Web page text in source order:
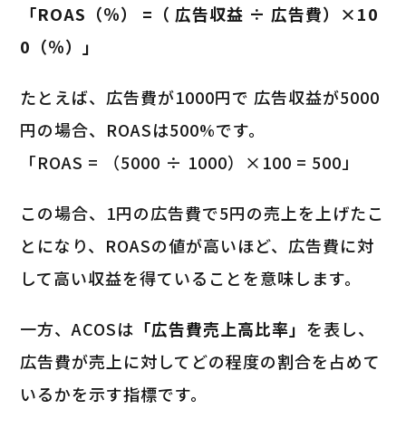
「ROAS（％） =（ 広告収益 ÷ 広告費）×10
0（％）」
たとえば、広告費が1000円で 広告収益が5000
円の場合、ROASは500%です。
「ROAS = （5000 ÷ 1000）×100 = 500」
この場合、1円の広告費で5円の売上を上げたこ
とになり、ROASの値が高いほど、広告費に対
して高い収益を得ていることを意味します。
一方、ACOSは 「広告費売上高比率」 を表し、
広告費が売上に対してどの程度の割合を占めて
いるかを示す指標です。